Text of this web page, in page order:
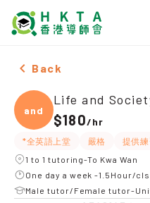
Female Life and
Back
and
Life and
$180/hr
*全英語上堂 嚴格 提供
1 to 1 tutoring-To Kwa Wan
One day a week -1.5Hour/cls
Male tutor/Female tutor-